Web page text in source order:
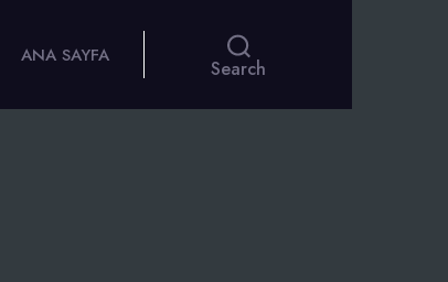
ANA SAYFA
Search